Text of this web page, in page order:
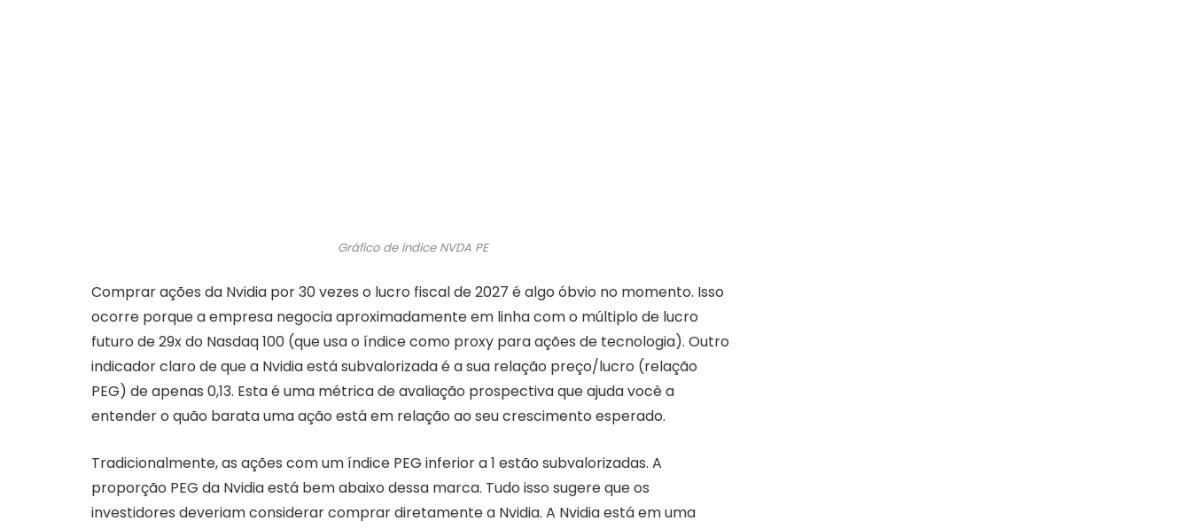
Gráfico de índice NVDA PE
Comprar ações da Nvidia por 30 vezes o lucro fiscal de 2027 é algo óbvio no momento. Isso
ocorre porque a empresa negocia aproximadamente em linha com o múltiplo de lucro
futuro de 29x do Nasdaq 100 (que usa o índice como proxy para ações de tecnologia). Outro
indicador claro de que a Nvidia está subvalorizada é a sua relação preço/lucro (relação
PEG) de apenas 0,13. Esta é uma métrica de avaliação prospectiva que ajuda você a
entender o quão barata uma ação está em relação ao seu crescimento esperado.
Tradicionalmente, as ações com um índice PEG inferior a 1 estão subvalorizadas. A
proporção PEG da Nvidia está bem abaixo dessa marca. Tudo isso sugere que os
investidores deveriam considerar comprar diretamente a Nvidia. A Nvidia está em uma